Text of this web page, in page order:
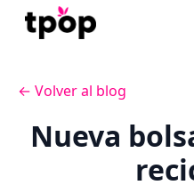
← Volver al blog
Nueva